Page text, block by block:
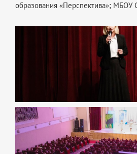
образования «Перспектива»;